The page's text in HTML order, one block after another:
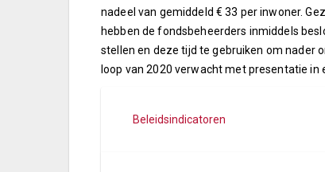
nadeel van gemiddeld € 33 per inwoner.
hebben de fondsbeheerders inmiddels
stellen en deze tijd te gebruiken om nader
loop van 2020 verwacht met presentatie in
Beleidsindicatoren